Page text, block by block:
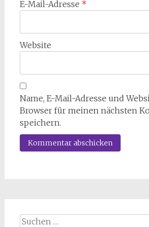
E-Mail-Adresse *
Website
Name, E-Mail-Adresse und
Browser für meinen nächsten
speichern.
Suchen